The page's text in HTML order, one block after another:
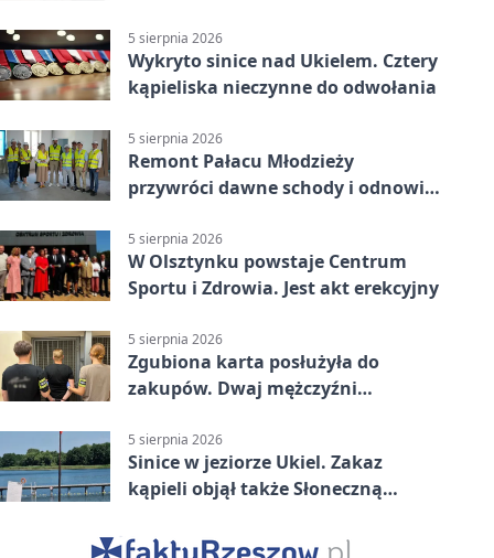
5 sierpnia 2026
Wykryto sinice nad Ukielem. Cztery
kąpieliska nieczynne do odwołania
5 sierpnia 2026
Remont Pałacu Młodzieży
przywróci dawne schody i odnowi
5 sierpnia 2026
W Olsztynku powstaje Centrum
Sportu i Zdrowia. Jest akt erekcyjny
5 sierpnia 2026
Zgubiona karta posłużyła do
zakupów. Dwaj mężczyźni
5 sierpnia 2026
Sinice w jeziorze Ukiel. Zakaz
kąpieli objął także Słoneczną